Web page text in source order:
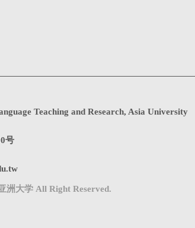
Teaching and Research, Asia University
号
洲大学 All Right Reserved.